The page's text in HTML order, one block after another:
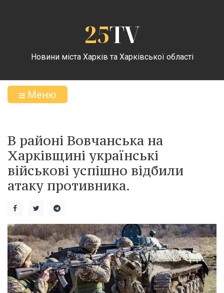
25TV
Новини міста Харків та Харківської області
Меню
В районі Вовчанська на
Харківщині українські
військові успішно відбили
атаку противника.